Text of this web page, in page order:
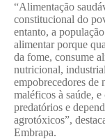
“Alimentação
constitucional do
entanto, a
alimentar porque
da fome, consume
nutricional,
empobrecedores de
maléficos à saúde,
predatórios e
agrotóxicos”,
Embrapa.